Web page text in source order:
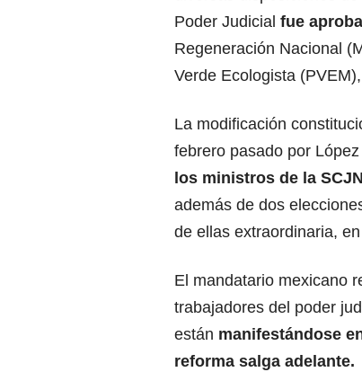
Poder Judicial fue
Regeneración Nacional
Verde Ecologista
La modificación
febrero pasado por
los ministros de la SCJN
además de dos
de ellas extraordinaria,
El mandatario mexicano
trabajadores del poder
están manifestándose
reforma salga adelante.